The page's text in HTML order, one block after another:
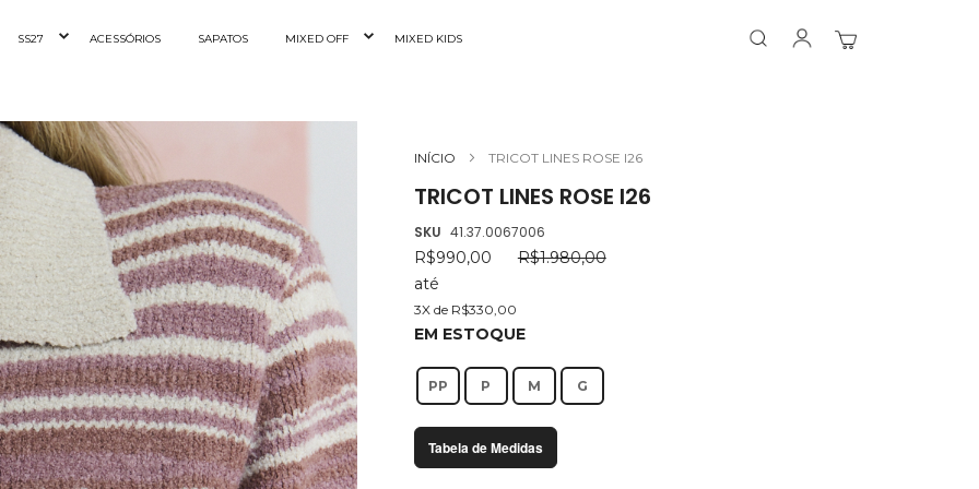
SS27 ACESSÓRIOS SAPATOS MIXED OFF MIXED KIDS Search
Meu Carrinho
INÍCIO TRICOT LINES ROSE I26
TRICOT LINES ROSE I26
SKU 41.37.0067006
R$990,00
R$1.980,00
até
3X de R$330,00
EM ESTOQUE
PP P M G
Tabela de Medidas